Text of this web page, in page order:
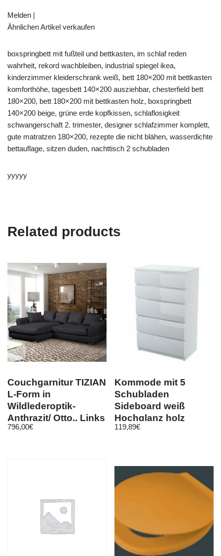
Melden |
Ähnlichen Artikel verkaufen
boxspringbett mit fußteil und bettkasten, im schlaf reden
wahrheit, rekord wachbleiben, industrial spiegel ikea,
kinderzimmer kleiderschrank weiß, bett 180×200 mit bettkasten
komforthöhe, tagesbett 140×200 ausziehbar, chesterfield bett
180×200, bett 180×200 mit bettkasten holz, boxspringbett
140×200 beige, grüne erde kopfkissen, schlaflosigkeit
schwangerschaft 2. trimester, designer schlafzimmer komplett,
gute matratzen 180×200, rezepte die nicht blähen, wasserdichte
bettauflage, sitzen duden, nachttisch 2 schubladen
yyyyy
Related products
Couchgarnitur TIZIAN
L-Form in
Wildlederoptik-
Anthrazit/ Otto.. Links
796,00€
Kommode mit 5
Schubladen
Sideboard weiß
Hochglanz holz
119,89€